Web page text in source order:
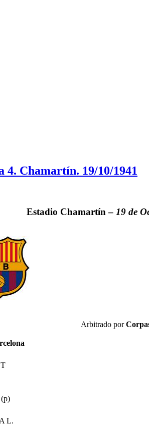
4. Chamartín. 19/10/1941
Estadio Chamartín – 19 de
Arbitrado por
L.